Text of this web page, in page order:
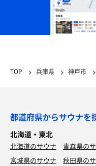
TOP 兵庫県 神戸市
都道府県からサウナを
北海道・東北
北海道のサウナ 青森県の
宮城県のサウナ
秋田県の